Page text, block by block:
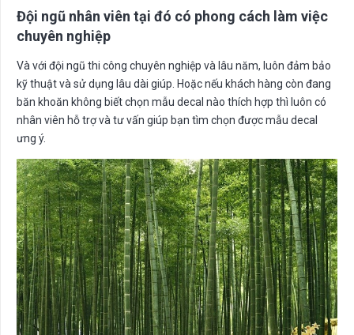
Đội ngũ nhân viên tại đó có phong cách làm việc
chuyên nghiệp
Và với đội ngũ thi công chuyên nghiệp và lâu năm, luôn đảm bảo
kỹ thuật và sử dụng lâu dài giúp. Hoặc nếu khách hàng còn đang
băn khoăn không biết chọn mẫu decal nào thích hợp thì luôn có
nhân viên hỗ trợ và tư vấn giúp bạn tìm chọn được mẫu decal
ưng ý.